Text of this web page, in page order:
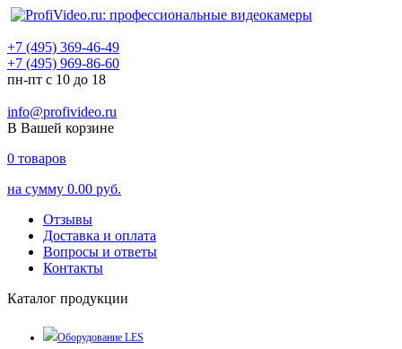
+7 (495) 369-46-49
+7 (495) 969-86-60
пн-пт с 10 до 18
info@profivideo.ru
В Вашей корзине
0 товаров
на сумму 0.00 руб.
Отзывы
Доставка и оплата
Вопросы и ответы
Контакты
Каталог продукции
Оборудование LES